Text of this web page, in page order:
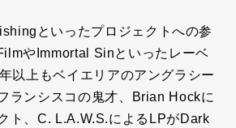
といったプロジェクトへの参
やImmortal Sinといったレーベ
以上もベイエリアのアングラシー
ランシスコの鬼才、Brian Hockに
ト、C. L.A.W.S.によるLPがDark